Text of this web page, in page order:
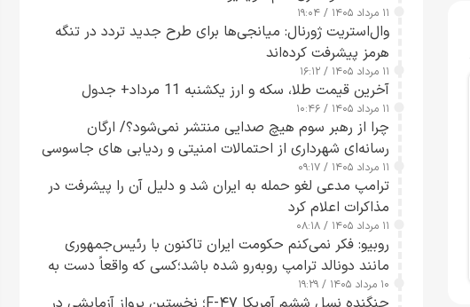
۱۱ مرداد ۱۴۰۵ / ۱۹:۰۴
وال‌استریت ژورنال: میانجی‌ها برای طرح جدید تردد در تنگه
هرمز پیشرفت کرده‌اند
۱۱ مرداد ۱۴۰۵ / ۱۶:۱۲
آخرین قیمت طلا، سکه و ارز یکشنبه 11 مرداد+ جدول
۱۱ مرداد ۱۴۰۵ / ۱۰:۴۶
چرا از رهبر سوم هیچ صدایی منتشر نمی‌شود؟/ ارگان
رسانه‌ای شهرداری از احتمالات امنیتی و ردیابی های جاسوسی
گفت
۱۱ مرداد ۱۴۰۵ / ۰۹:۱۷
ترامپ مدعی لغو حمله به ایران شد و دلیل آن را پیشرفت در
مذاکرات اعلام کرد
۱۱ مرداد ۱۴۰۵ / ۰۸:۱۸
روبیو: فکر نمی‌کنم حکومت ایران تاکنون با رئیس‌جمهوری
مانند دونالد ترامپ روبه‌رو شده باشد؛کسی که واقعاً دست به
اقدام می‌زند
۱۰ مرداد ۱۴۰۵ / ۱۹:۲۹